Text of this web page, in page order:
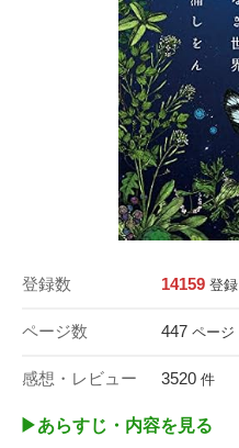
登録数 14159 登録
ページ数 447 ページ
感想・レビュー 3520 件
▶︎あらすじ・内容を見る